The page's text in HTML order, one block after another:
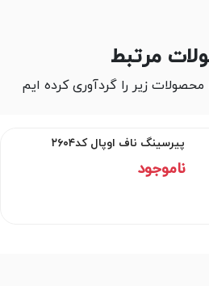
مرتبط
زیر را گردآوری کرده ایم
پیرسینگ ناف اوپال کد۲۶۰۴
ناموجود